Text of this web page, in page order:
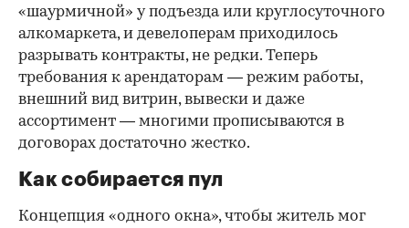
«шаурмичной» у подъезда или круглосуточного
алкомаркета, и девелоперам приходилось
разрывать контракты, не редки. Теперь
требования к арендаторам — режим работы,
внешний вид витрин, вывески и даже
ассортимент — многими прописываются в
договорах достаточно жестко.
Как собирается пул
Концепция «одного окна», чтобы житель мог